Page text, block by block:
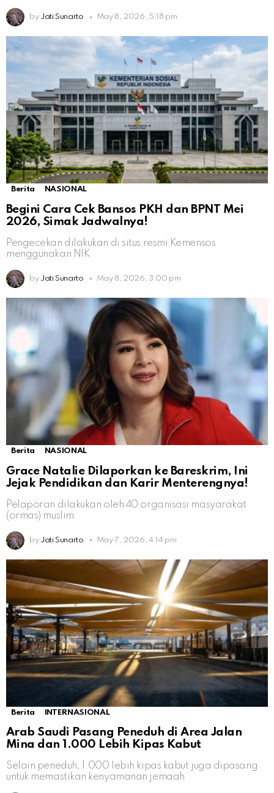
by Jati Sunarto May 8, 2026, 5:18 pm
Berita NASIONAL
Begini Cara Cek Bansos PKH dan BPNT Mei
2026, Simak Jadwalnya!
Pengecekan dilakukan di situs resmi Kemensos
menggunakan NIK
by Jati Sunarto May 8, 2026, 3:00 pm
Berita NASIONAL
Grace Natalie Dilaporkan ke Bareskrim, Ini
Jejak Pendidikan dan Karir Menterengnya!
Pelaporan dilakukan oleh 40 organisasi masyarakat
(ormas) muslim
by Jati Sunarto May 7, 2026, 4:14 pm
Berita INTERNASIONAL
Arab Saudi Pasang Peneduh di Area Jalan
Mina dan 1.000 Lebih Kipas Kabut
Selain peneduh, 1.000 lebih kipas kabut juga dipasang
untuk memastikan kenyamanan jemaah